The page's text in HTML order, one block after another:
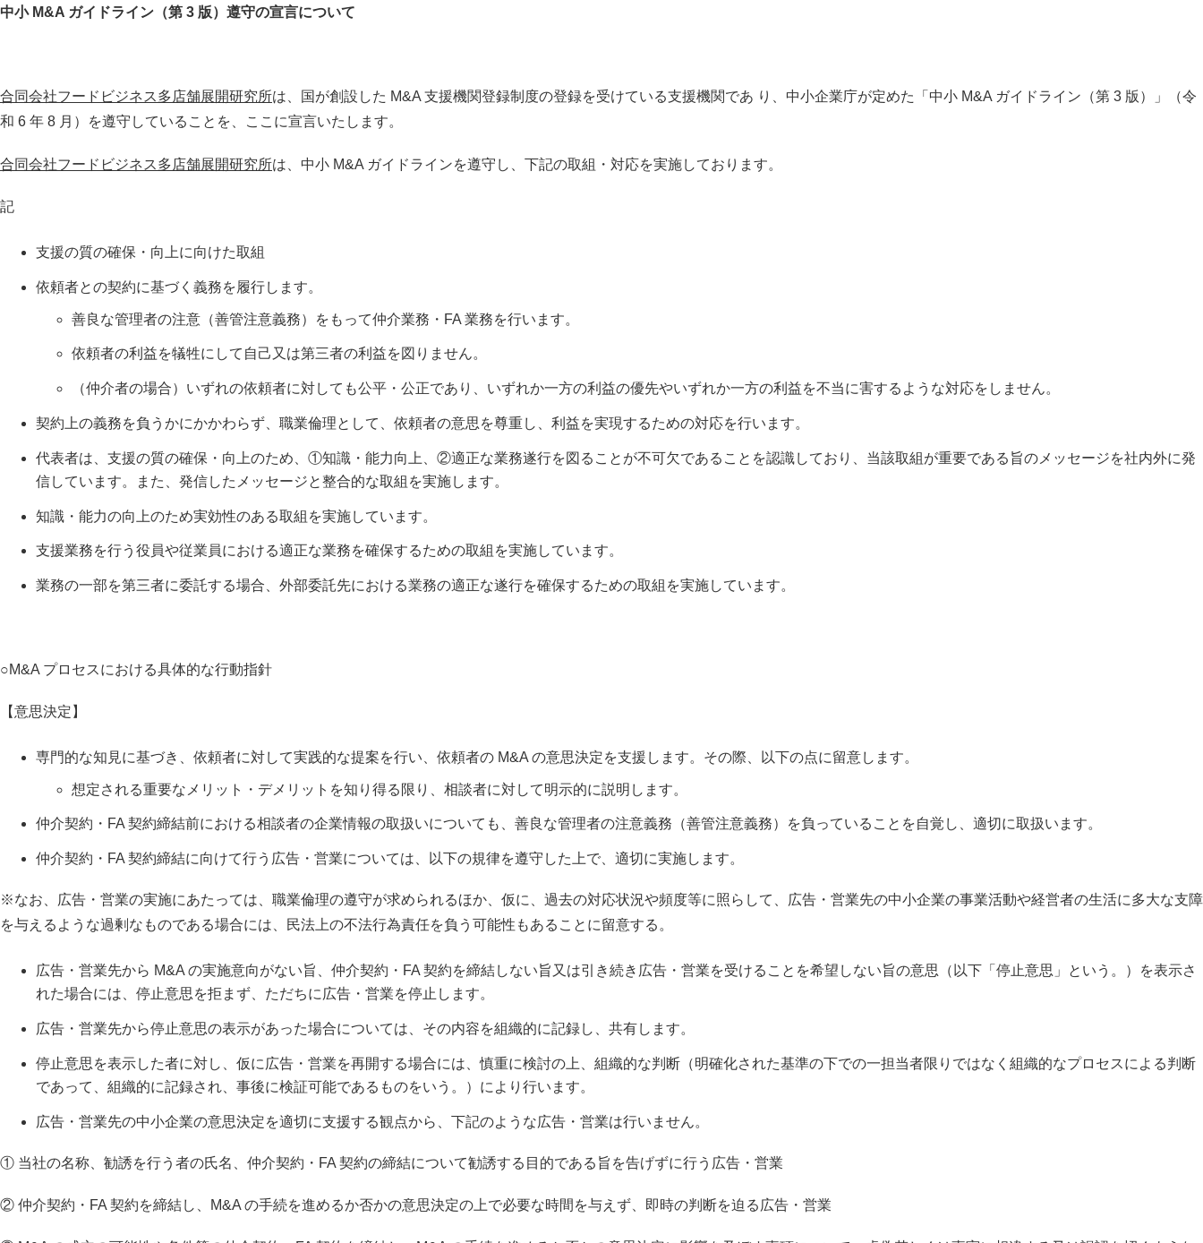
中小 M&A ガイドライン（第 3 版）遵守の宣言について
合同会社フードビジネス多店舗展開研究所は、国が創設した M&A 支援機関登録制度の登録を受けている支援機関であ り、中小企業庁が定めた「中小 M&A ガイドライン（第 3 版）」（令
和 6 年 8 月）を遵守していることを、ここに宣言いたします。
合同会社フードビジネス多店舗展開研究所は、中小 M&A ガイドラインを遵守し、下記の取組・対応を実施しております。
記
支援の質の確保・向上に向けた取組
依頼者との契約に基づく義務を履行します。
善良な管理者の注意（善管注意義務）をもって仲介業務・FA 業務を行います。
依頼者の利益を犠牲にして自己又は第三者の利益を図りません。
（仲介者の場合）いずれの依頼者に対しても公平・公正であり、いずれか一方の利益の優先やいずれか一方の利益を不当に害するような対応をしません。
契約上の義務を負うかにかかわらず、職業倫理として、依頼者の意思を尊重し、利益を実現するための対応を行います。
代表者は、支援の質の確保・向上のため、①知識・能力向上、②適正な業務遂行を図ることが不可欠であることを認識しており、当該取組が重要である旨のメッセージを社内外に発
信しています。また、発信したメッセージと整合的な取組を実施します。
知識・能力の向上のため実効性のある取組を実施しています。
支援業務を行う役員や従業員における適正な業務を確保するための取組を実施しています。
業務の一部を第三者に委託する場合、外部委託先における業務の適正な遂行を確保するための取組を実施しています。
○M&A プロセスにおける具体的な行動指針
【意思決定】
専門的な知見に基づき、依頼者に対して実践的な提案を行い、依頼者の M&A の意思決定を支援します。その際、以下の点に留意します。
想定される重要なメリット・デメリットを知り得る限り、相談者に対して明示的に説明します。
仲介契約・FA 契約締結前における相談者の企業情報の取扱いについても、善良な管理者の注意義務（善管注意義務）を負っていることを自覚し、適切に取扱います。
仲介契約・FA 契約締結に向けて行う広告・営業については、以下の規律を遵守した上で、適切に実施します。
※なお、広告・営業の実施にあたっては、職業倫理の遵守が求められるほか、仮に、過去の対応状況や頻度等に照らして、広告・営業先の中小企業の事業活動や経営者の生活に多大な支障
を与えるような過剰なものである場合には、民法上の不法行為責任を負う可能性もあることに留意する。
広告・営業先から M&A の実施意向がない旨、仲介契約・FA 契約を締結しない旨又は引き続き広告・営業を受けることを希望しない旨の意思（以下「停止意思」という。）を表示さ
れた場合には、停止意思を拒まず、ただちに広告・営業を停止します。
広告・営業先から停止意思の表示があった場合については、その内容を組織的に記録し、共有します。
停止意思を表示した者に対し、仮に広告・営業を再開する場合には、慎重に検討の上、組織的な判断（明確化された基準の下での一担当者限りではなく組織的なプロセスによる判断
であって、組織的に記録され、事後に検証可能であるものをいう。）により行います。
広告・営業先の中小企業の意思決定を適切に支援する観点から、下記のような広告・営業は行いません。
① 当社の名称、勧誘を行う者の氏名、仲介契約・FA 契約の締結について勧誘する目的である旨を告げずに行う広告・営業
② 仲介契約・FA 契約を締結し、M&A の手続を進めるか否かの意思決定の上で必要な時間を与えず、即時の判断を迫る広告・営業